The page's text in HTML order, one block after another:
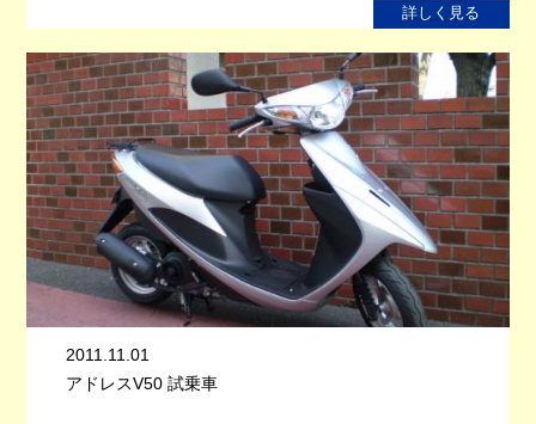
詳しく見る
2011.11.01
アドレスV50 試乗車